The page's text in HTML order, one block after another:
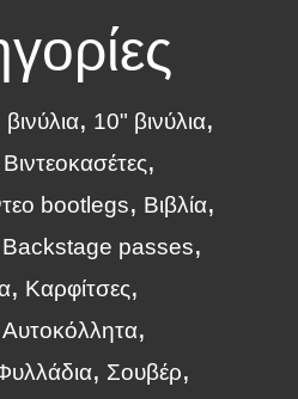
10" βινύλια
Βιντεοκασέτες
bootlegs
Βιβλία
Backstage passes
Καρφίτσες
Αυτοκόλλητα
Σουβέρ